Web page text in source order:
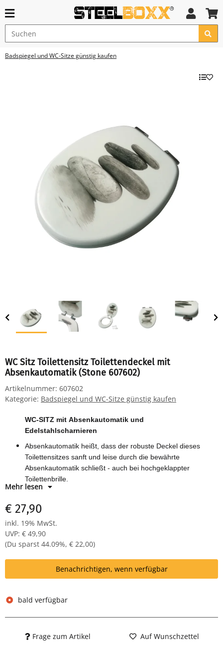
Badspiegel und WC-Sitze günstig kaufen
WC Sitz Toilettensitz Toilettendeckel mit
Absenkautomatik (Stone 607602)
Artikelnummer: 607602
Kategorie: Badspiegel und WC-Sitze günstig kaufen
WC-SITZ mit Absenkautomatik und
Edelstahlscharnieren
Absenkautomatik heißt, dass der robuste Deckel dieses
Toilettensitzes sanft und leise durch die bewährte
Absenkautomatik schließt - auch bei hochgeklappter
Toilettenbrille.
Technische Daten: - Länge: 45 cm - Breite: 38 cm - Höhe: 5
Material: MDF / solide Edelstahlscharniere - inkl.
Montagematerial
Motiv: Stone
Mehr lesen
€ 27,90
inkl. 19% MwSt.
UVP: € 49,90
(Du sparst 44.09%, € 22,00)
Benachrichtigen, wenn verfügbar
bald verfügbar
Frage zum Artikel Auf Wunschzettel